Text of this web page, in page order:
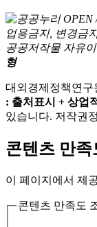
공공저작물 자유
형
대외경제정책연구
: 출처표시 + 상업
있습니다. 저작권
콘텐츠 만족
이 페이지에서 제
콘텐츠 만족도